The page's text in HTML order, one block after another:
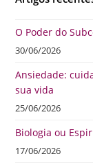
O Poder do
30/06/2026
Ansiedade:
sua vida
25/06/2026
Biologia ou
17/06/2026